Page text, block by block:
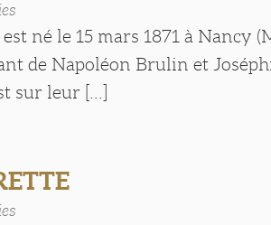
né le 15 mars 1871 à Nancy
de Napoléon Brulin et
sur leur [...]